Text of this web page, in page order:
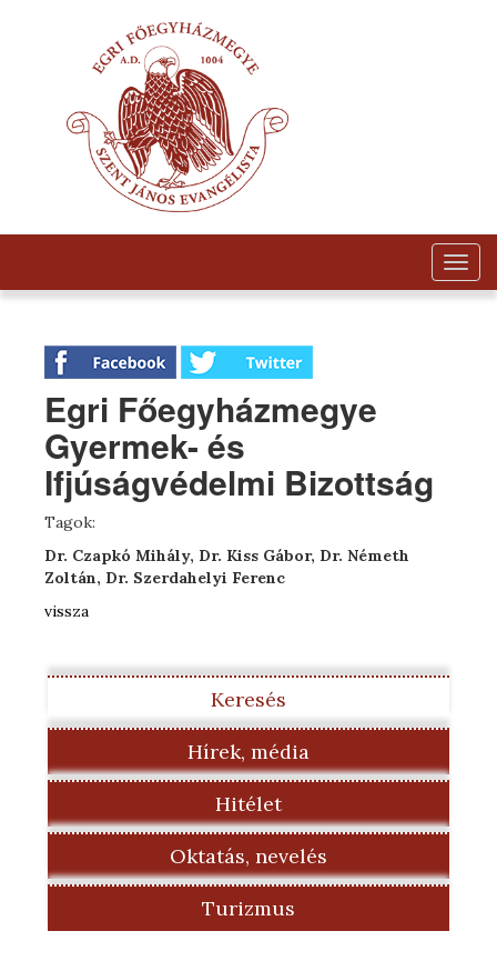
Egri Főegyházmegye
Gyermek- és
Ifjúságvédelmi Bizottság
Tagok:
Dr. Czapkó Mihály, Dr. Kiss Gábor, Dr. Németh
Zoltán, Dr. Szerdahelyi Ferenc
vissza
Keresés
Hírek, média
Hitélet
Oktatás, nevelés
Turizmus